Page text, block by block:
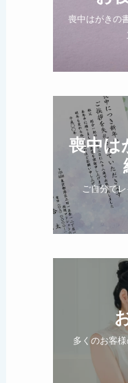
喪中はがきの
喪中は
ご自分で
多くのお客